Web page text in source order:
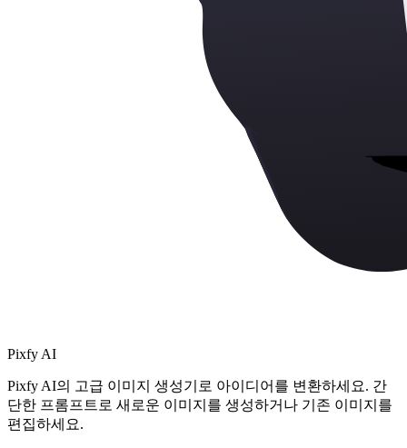
Pixfy AI
Pixfy AI의 고급 이미지 생성기로 아이디어를 변환하세요. 간
단한 프롬프트로 새로운 이미지를 생성하거나 기존 이미지를
편집하세요.